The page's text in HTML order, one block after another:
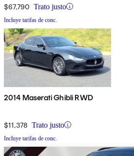
$67,790 Trato justo
Incluye tarifas de conc.
2014 Maserati Ghibli RWD
$11,378 Trato justo
Incluye tarifas de conc.